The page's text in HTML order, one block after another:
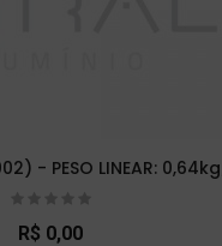
- PESO LINEAR:
R$ 0,00